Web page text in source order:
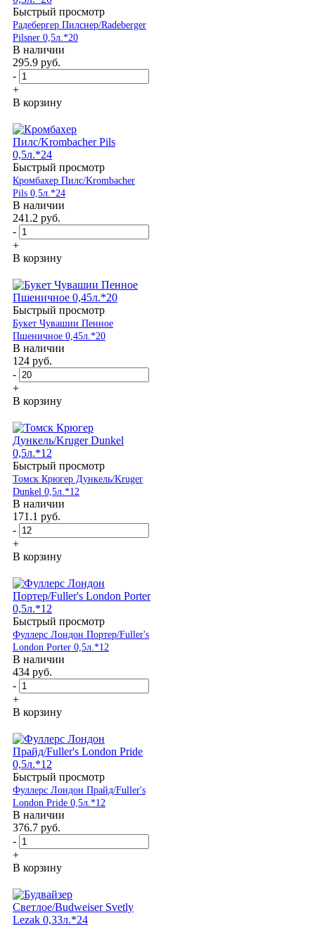
Быстрый просмотр
Радебергер Пилснер/Radeberger
Pilsner 0,5л.*20
В наличии
295.9 руб.
-
+
В корзину
Быстрый просмотр
Кромбахер Пилс/Krombacher
Pils 0,5л.*24
В наличии
241.2 руб.
-
+
В корзину
Быстрый просмотр
Букет Чувашии Пенное
Пшеничное 0,45л.*20
В наличии
124 руб.
-
+
В корзину
Быстрый просмотр
Томск Крюгер Дункель/Kruger
Dunkel 0,5л.*12
В наличии
171.1 руб.
-
+
В корзину
Быстрый просмотр
Фуллерс Лондон Портер/Fuller's
London Porter 0,5л.*12
В наличии
434 руб.
-
+
В корзину
Быстрый просмотр
Фуллерс Лондон Прайд/Fuller's
London Pride 0,5л.*12
В наличии
376.7 руб.
-
+
В корзину